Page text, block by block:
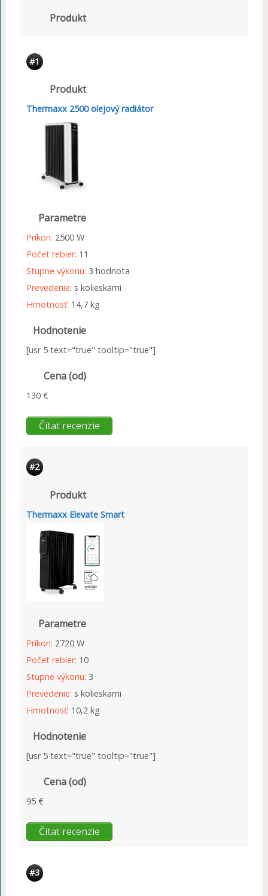
Produkt
#1
Produkt
Thermaxx 2500 olejový radiátor
Parametre
Príkon: 2500 W
Počet rebier: 11
Stupne výkonu: 3 hodnota
Prevedenie: s kolieskami
Hmotnosť: 14,7 kg
Hodnotenie
[usr 5 text="true" tooltip="true"]
Cena (od)
130 €
Čítať recenzie
#2
Produkt
Thermaxx Elevate Smart
Parametre
Príkon: 2720 W
Počet rebier: 10
Stupne výkonu: 3
Prevedenie: s kolieskami
Hmotnosť: 10,2 kg
Hodnotenie
[usr 5 text="true" tooltip="true"]
Cena (od)
95 €
Čítať recenzie
#3